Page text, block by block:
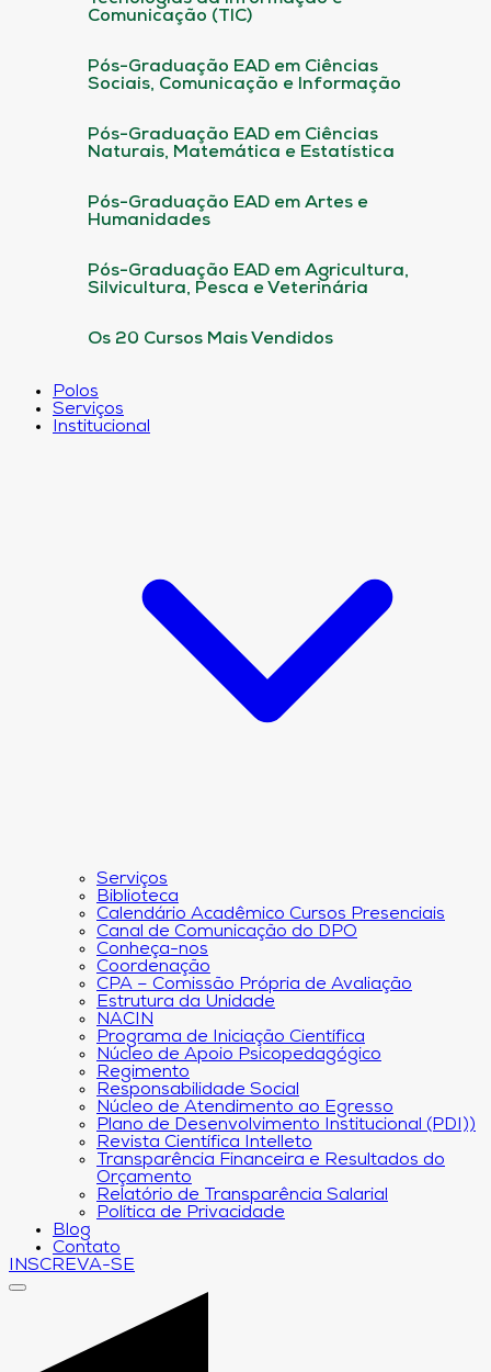
Comunicação (TIC)
Pós-Graduação EAD em Ciências
Sociais, Comunicação e Informação
Pós-Graduação EAD em Ciências
Naturais, Matemática e Estatística
Pós-Graduação EAD em Artes e
Humanidades
Pós-Graduação EAD em Agricultura,
Silvicultura, Pesca e Veterinária
Os 20 Cursos Mais Vendidos
Polos
Serviços
Institucional
Serviços
Biblioteca
Calendário Acadêmico Cursos Presenciais
Canal de Comunicação do DPO
Conheça-nos
Coordenação
CPA – Comissão Própria de Avaliação
Estrutura da Unidade
NACIN
Programa de Iniciação Científica
Núcleo de Apoio Psicopedagógico
Regimento
Responsabilidade Social
Núcleo de Atendimento ao Egresso
Plano de Desenvolvimento Institucional (PDI))
Revista Científica Intelleto
Transparência Financeira e Resultados do
Orçamento
Relatório de Transparência Salarial
Política de Privacidade
Blog
Contato
INSCREVA-SE